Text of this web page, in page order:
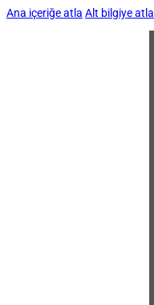
Ana içeriğe atla Alt bilgiye atla